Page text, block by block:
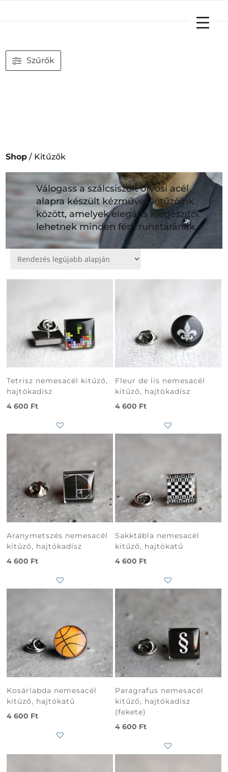
Shop / Kitűzők
Válogass a szálcsiszolt orvosi acél
alapra készült kézműves kitűzőink
között, amelyek elegáns kiegészítői
lehetnek minden férfi ruhatárának.
Tetrisz nemesacél kitűző,
hajtókadísz
4 600 Ft
Fleur de lis nemesacél
kitűző, hajtókadísz
4 600 Ft
Aranymetszés nemesacél
kitűző, hajtókadísz
4 600 Ft
Sakktábla nemesacél
kitűző, hajtókatű
4 600 Ft
Kosárlabda nemesacél
kitűző, hajtókatű
4 600 Ft
Paragrafus nemesacél
kitűző, hajtókadísz
(fekete)
4 600 Ft
Szűrők
YOUR CART